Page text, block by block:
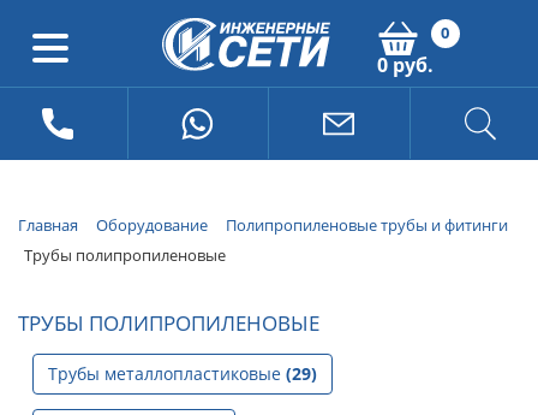
0
0 руб.
Главная Оборудование
Полипропиленовые трубы и фитинги
Трубы полипропиленовые
ТРУБЫ ПОЛИПРОПИЛЕНОВЫЕ
Трубы металлопластиковые (29)